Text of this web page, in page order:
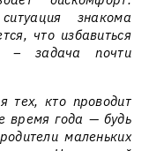
знакома
что избавиться
– задача почти
тех, кто проводит
время года — будь
маленьких